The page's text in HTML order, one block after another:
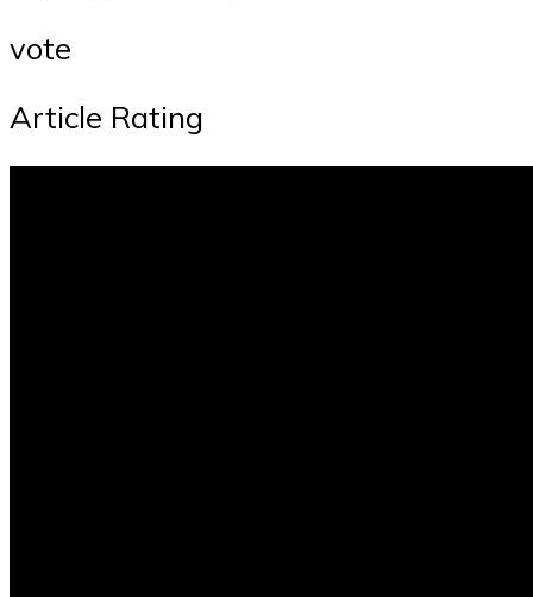
vote
Article Rating